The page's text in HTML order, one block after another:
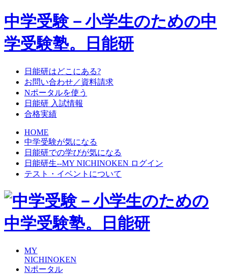
中学受験－小学生のための中
学受験塾。日能研
日能研はどこにある?
お問い合わせ／資料請求
Nポータルを使う
日能研 入試情報
合格実績
HOME
中学受験が気になる
日能研での学びが気になる
日能研生--MY NICHINOKEN ログイン
テスト・イベントについて
MY
NICHINOKEN
Nポータル